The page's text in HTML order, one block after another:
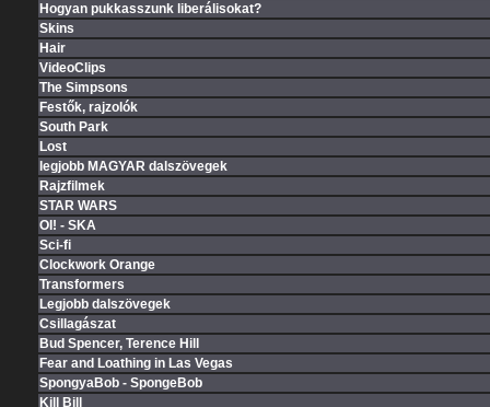
Hogyan pukkasszunk liberálisokat?
Skins
Hair
VideoClips
The Simpsons
Festők, rajzolók
South Park
Lost
legjobb MAGYAR dalszövegek
Rajzfilmek
STAR WARS
OI! - SKA
Sci-fi
Clockwork Orange
Transformers
Legjobb dalszövegek
Csillagászat
Bud Spencer, Terence Hill
Fear and Loathing in Las Vegas
SpongyaBob - SpongeBob
Kill Bill